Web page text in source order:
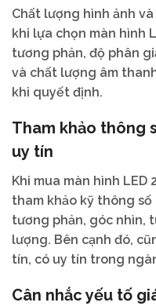
Chất lượng hình ảnh
khi lựa chọn màn hình
tương phản, độ phân
và chất lượng âm
khi quyết định.
Tham khảo thông
uy tín
Khi mua màn hình
tham khảo kỹ thông
tương phản, góc nhìn,
lượng. Bên cạnh đó,
tín, có uy tín trong
Cân nhắc yếu tố